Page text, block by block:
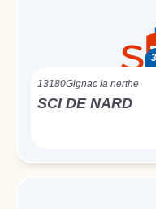
13180Gignac la nerthe
SCI DE NARD